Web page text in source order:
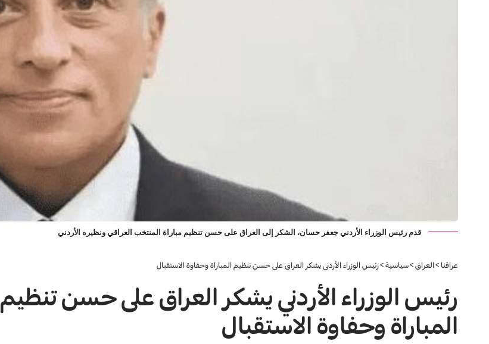
قدم رئيس الوزراء الأردني جعفر حسان، الشكر إلى العراق على حسن تنظيم مباراة المنتخب العراقي ونظيره الأردني
عراقنا >العراق>سياسية>رئيس الوزراء الأردني يشكر العراق على حسن تنظيم المباراة وحفاوة الاستقبال
رئيس الوزراء الأردني يشكر العراق على حسن تنظيم
المباراة وحفاوة الاستقبال